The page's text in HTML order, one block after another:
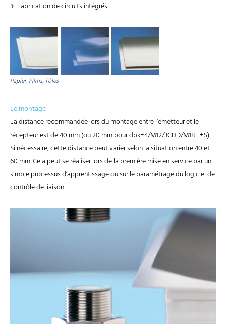
Fabrication de circuits intégrés
Papier, Films, Tôles
Le montage
La distance recommandée lors du montage entre l’émetteur et le
récepteur est de 40 mm (ou 20 mm pour dbk+4/M12/3CDD/M18 E+S).
Si nécessaire, cette distance peut varier selon la situation entre 40 et
60 mm. Cela peut se réaliser lors de la première mise en service par un
simple processus d’apprentissage ou sur le paramétrage du logiciel de
contrôle de liaison.